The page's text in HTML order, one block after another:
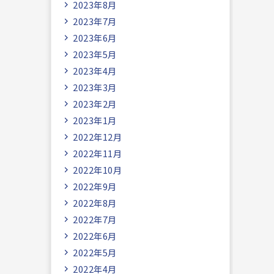
2023年8月
2023年7月
2023年6月
2023年5月
2023年4月
2023年3月
2023年2月
2023年1月
2022年12月
2022年11月
2022年10月
2022年9月
2022年8月
2022年7月
2022年6月
2022年5月
2022年4月